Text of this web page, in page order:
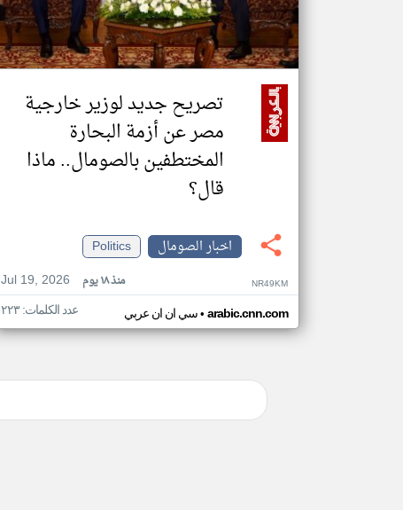
تصريح جديد لوزير خارجية
مصر عن أزمة البحارة
المختطفين بالصومال.. ماذا
قال؟
اخبار الصومال
Politics
Jul 19, 2026
منذ ١٨ يوم NR49KM
سي ان ان عربي• arabic.cnn.com عدد الكلمات: ٢٢٣